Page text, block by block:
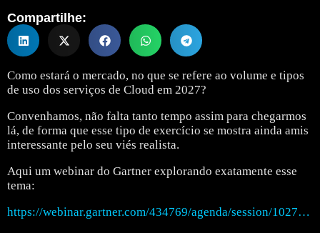
Compartilhe:
Como estará o mercado, no que se refere ao volume e tipos
de uso dos serviços de Cloud em 2027?
Convenhamos, não falta tanto tempo assim para chegarmos
lá, de forma que esse tipo de exercício se mostra ainda amis
interessante pelo seu viés realista.
Aqui um webinar do Gartner explorando exatamente esse
tema:
https://webinar.gartner.com/434769/agenda/session/1027430